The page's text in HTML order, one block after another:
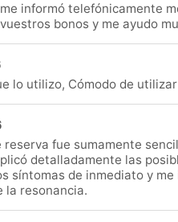
informó telefónicamente
bonos y me ayudo
lo utilizo, Cómodo de
reserva fue sumamente
detalladamente las
síntomas de inmediato y
la resonancia.